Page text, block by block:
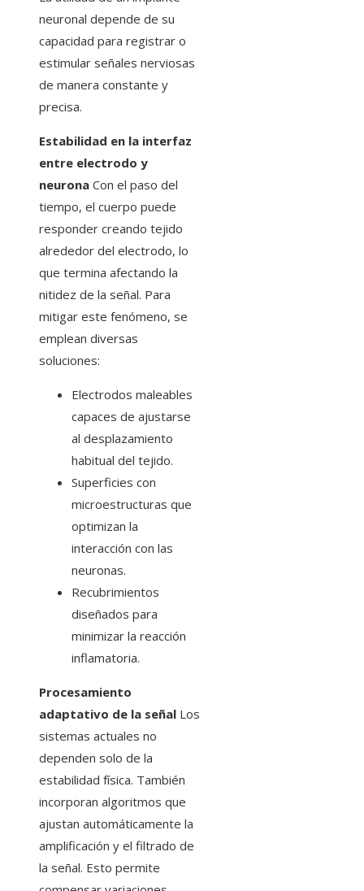
neuronal depende de su
capacidad para registrar o
estimular señales nerviosas
de manera constante y
precisa.
Estabilidad en la interfaz
entre electrodo y
neurona Con el paso del
tiempo, el cuerpo puede
responder creando tejido
alrededor del electrodo, lo
que termina afectando la
nitidez de la señal. Para
mitigar este fenómeno, se
emplean diversas
soluciones:
Electrodos maleables
capaces de ajustarse
al desplazamiento
habitual del tejido.
Superficies con
microestructuras que
optimizan la
interacción con las
neuronas.
Recubrimientos
diseñados para
minimizar la reacción
inflamatoria.
Procesamiento
adaptativo de la señal Los
sistemas actuales no
dependen solo de la
estabilidad física. También
incorporan algoritmos que
ajustan automáticamente la
amplificación y el filtrado de
la señal. Esto permite